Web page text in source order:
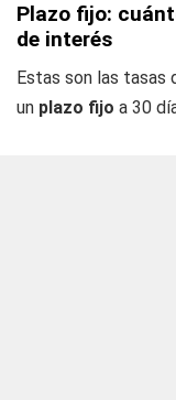
Plazo fijo:
de interés
Estas son las tasas
un plazo fijo a 30